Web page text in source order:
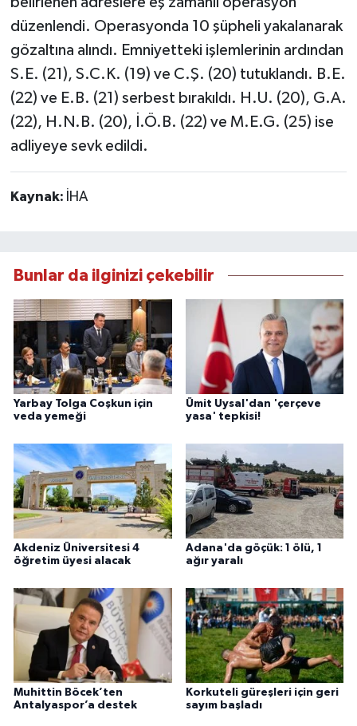
düzenlendi. Operasyonda 10 şüpheli yakalanarak
gözaltına alındı. Emniyetteki işlemlerinin ardından
S.E. (21), S.C.K. (19) ve C.Ş. (20) tutuklandı. B.E.
(22) ve E.B. (21) serbest bırakıldı. H.U. (20), G.A.
(22), H.N.B. (20), İ.Ö.B. (22) ve M.E.G. (25) ise
adliyeye sevk edildi.
Kaynak: İHA
Bunlar da ilginizi çekebilir
Yarbay Tolga Coşkun için
veda yemeği
Ümit Uysal'dan 'çerçeve
yasa' tepkisi!
Akdeniz Üniversitesi 4
öğretim üyesi alacak
Adana'da göçük: 1 ölü, 1
ağır yaralı
Muhittin Böcek’ten
Antalyaspor’a destek
Korkuteli güreşleri için geri
sayım başladı